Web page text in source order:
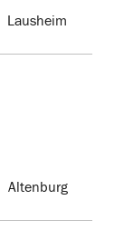
Lausheim
Altenburg